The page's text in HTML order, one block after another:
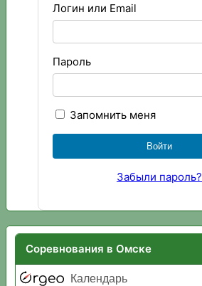
Логин или Email
Пароль
Запомнить меня
Забыли пароль?
Соревнования в Омске